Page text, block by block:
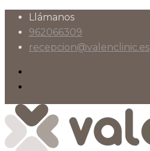
Llámanos
962066309
recepcion@valenclinic.es